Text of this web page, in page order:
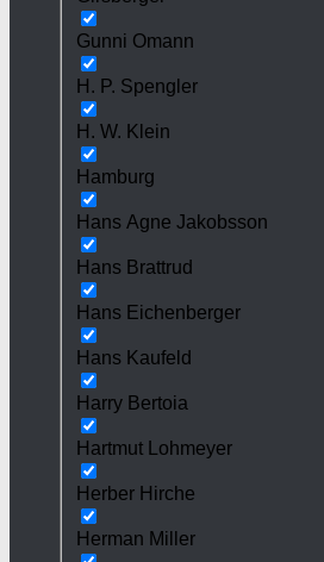
Gunni Omann
H. P. Spengler
H. W. Klein
Hamburg
Hans Agne Jakobsson
Hans Brattrud
Hans Eichenberger
Hans Kaufeld
Harry Bertoia
Hartmut Lohmeyer
Herber Hirche
Herman Miller